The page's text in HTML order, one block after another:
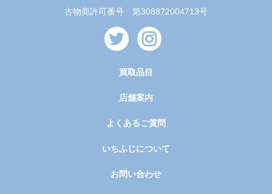
古物商許可番号 第308872004713号
買取品目
店舗案内
よくあるご質問
いちふじについて
お問い合わせ